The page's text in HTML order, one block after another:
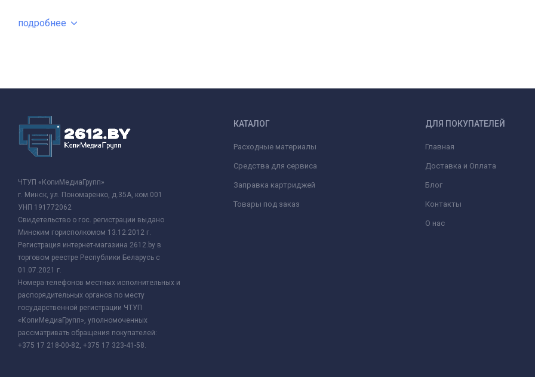
подробнее
ЧТУП «КопиМедиаГрупп»
г. Минск, ул. Пономаренко, д.35А, ком.001
УНП 191772062
Свидетельство о гос. регистрации выдано
Минским горисполкомом 13.12.2012 г.
Регистрация интернет-магазина 2612.by в
торговом реестре Республики Беларусь с
01.07.2021 г.
Номера телефонов местных исполнительных и
распорядительных органов по месту
государственной регистрации ЧТУП
«КопиМедиаГрупп», уполномоченных
рассматривать обращения покупателей:
+375 17 218-00-82, +375 17 323-41-58.
КАТАЛОГ
Расходные материалы
Средства для сервиса
Заправка картриджей
Товары под заказ
ДЛЯ ПОКУПАТЕЛЕЙ
Главная
Доставка и Оплата
Блог
Контакты
О нас